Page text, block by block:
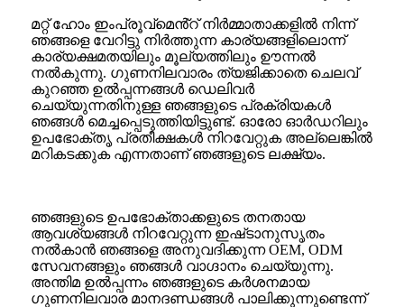
മറ്റ് ഹോം ഇംപ്രൂവ്‌മെൻ്റ് നിർമ്മാതാക്കളിൽ നിന്ന്
ഞങ്ങളെ വേറിട്ടു നിർത്തുന്ന കാര്യങ്ങളിലൊന്ന്
കാര്യക്ഷമതയിലും മൂല്യത്തിലും ഊന്നൽ
നൽകുന്നു. ഗുണനിലവാരം ത്യജിക്കാതെ ചെലവ്
കുറഞ്ഞ ഉൽപ്പന്നങ്ങൾ ഡെലിവർ
ചെയ്യുന്നതിനുള്ള ഞങ്ങളുടെ പ്രക്രിയകൾ
ഞങ്ങൾ മെച്ചപ്പെടുത്തിയിട്ടുണ്ട്. ഓരോ ഓർഡറിലും
ഉപഭോക്തൃ പ്രതീക്ഷകൾ നിറവേറ്റുക അല്ലെങ്കിൽ
മറികടക്കുക എന്നതാണ് ഞങ്ങളുടെ ലക്ഷ്യം.
ഞങ്ങളുടെ ഉപഭോക്താക്കളുടെ തനതായ
ആവശ്യങ്ങൾ നിറവേറ്റുന്ന ഇഷ്‌ടാനുസൃതം
നൽകാൻ ഞങ്ങളെ അനുവദിക്കുന്ന OEM, ODM
സേവനങ്ങളും ഞങ്ങൾ വാഗ്ദാനം ചെയ്യുന്നു.
അന്തിമ ഉൽപ്പന്നം ഞങ്ങളുടെ കർശനമായ
ഗുണനിലവാര മാനദണ്ഡങ്ങൾ പാലിക്കുന്നുണ്ടെന്ന്